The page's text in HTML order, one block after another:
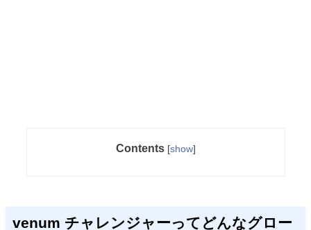
Contents [show]
venum チャレンジャーってどんなグロー